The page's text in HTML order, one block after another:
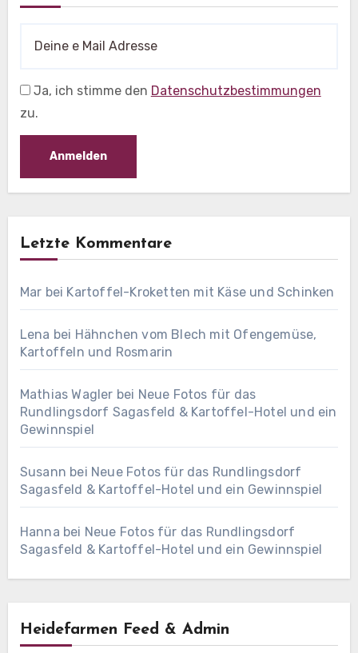
Ja, ich stimme den Datenschutzbestimmungen
zu.
Letzte Kommentare
Mar bei Kartoffel-Kroketten mit Käse und Schinken
Lena bei Hähnchen vom Blech mit Ofengemüse,
Kartoffeln und Rosmarin
Mathias Wagler bei Neue Fotos für das
Rundlingsdorf Sagasfeld & Kartoffel-Hotel und ein
Gewinnspiel
Susann bei Neue Fotos für das Rundlingsdorf
Sagasfeld & Kartoffel-Hotel und ein Gewinnspiel
Hanna bei Neue Fotos für das Rundlingsdorf
Sagasfeld & Kartoffel-Hotel und ein Gewinnspiel
Heidefarmen Feed & Admin